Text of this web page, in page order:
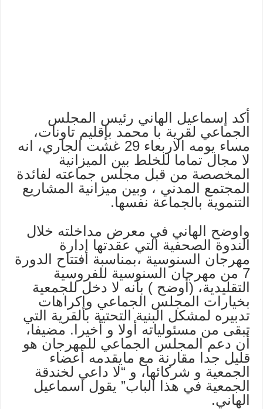
أكد إسماعيل الهاني رئيس المجلس
الجماعي لقرية با محمد بإقليم تاونات،
مساء يومه الاربعاء 29 غشت الجاري، انه
لا مجال تماما للخلط بين الميزانية
المخصصة من قبل مجلس جماعته لفائدة
المجتمع المدني ، وبين ميزانية المشاريع
التنموية بالجماعة نفسها.
واوضح الهاني في معرض مداخلته خلال
الندوة الصحفية التي عقدتها إدارة
مهرجان السنوسية ،بمناسبة افتتاح الدورة
7 من مهرجان السنوسية للفروسية
التقليدية، (أوضح ) بأنه لا دخل للجمعية
بخيارات المجلس الجماعي وإكراهات
تدبيره لمشكل البنية التحتية بالقرية التي
تبقى من مسئولياته أولا و أخيرا. مضيفا،
أن دعم المجلس الجماعي للمهرجان هو
قليل جدا مقارنة مع مايقدمه أعضاء
الجمعية و شركائها، و “لا داعي لخندقة
الجمعية في هذا الباب” يقول اسماعيل
الهاني.